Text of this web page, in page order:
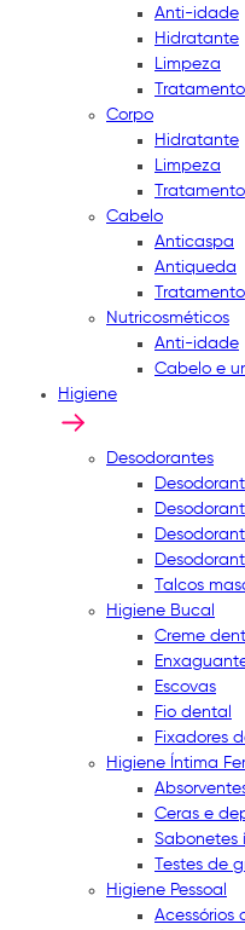
Anti-idade
Hidratante
Limpeza
Tratamento
Corpo
Hidratante
Limpeza
Tratamento
Cabelo
Anticaspa
Antiqueda
Tratamento
Nutricosméticos
Anti-idade
Cabelo e
Higiene
Desodorantes
Talcos
Higiene Bucal
Creme
Escovas
Fio dental
Fixadores
Higiene Íntima
Ceras e
Sabonetes
Testes de
Higiene Pessoal
Acessórios